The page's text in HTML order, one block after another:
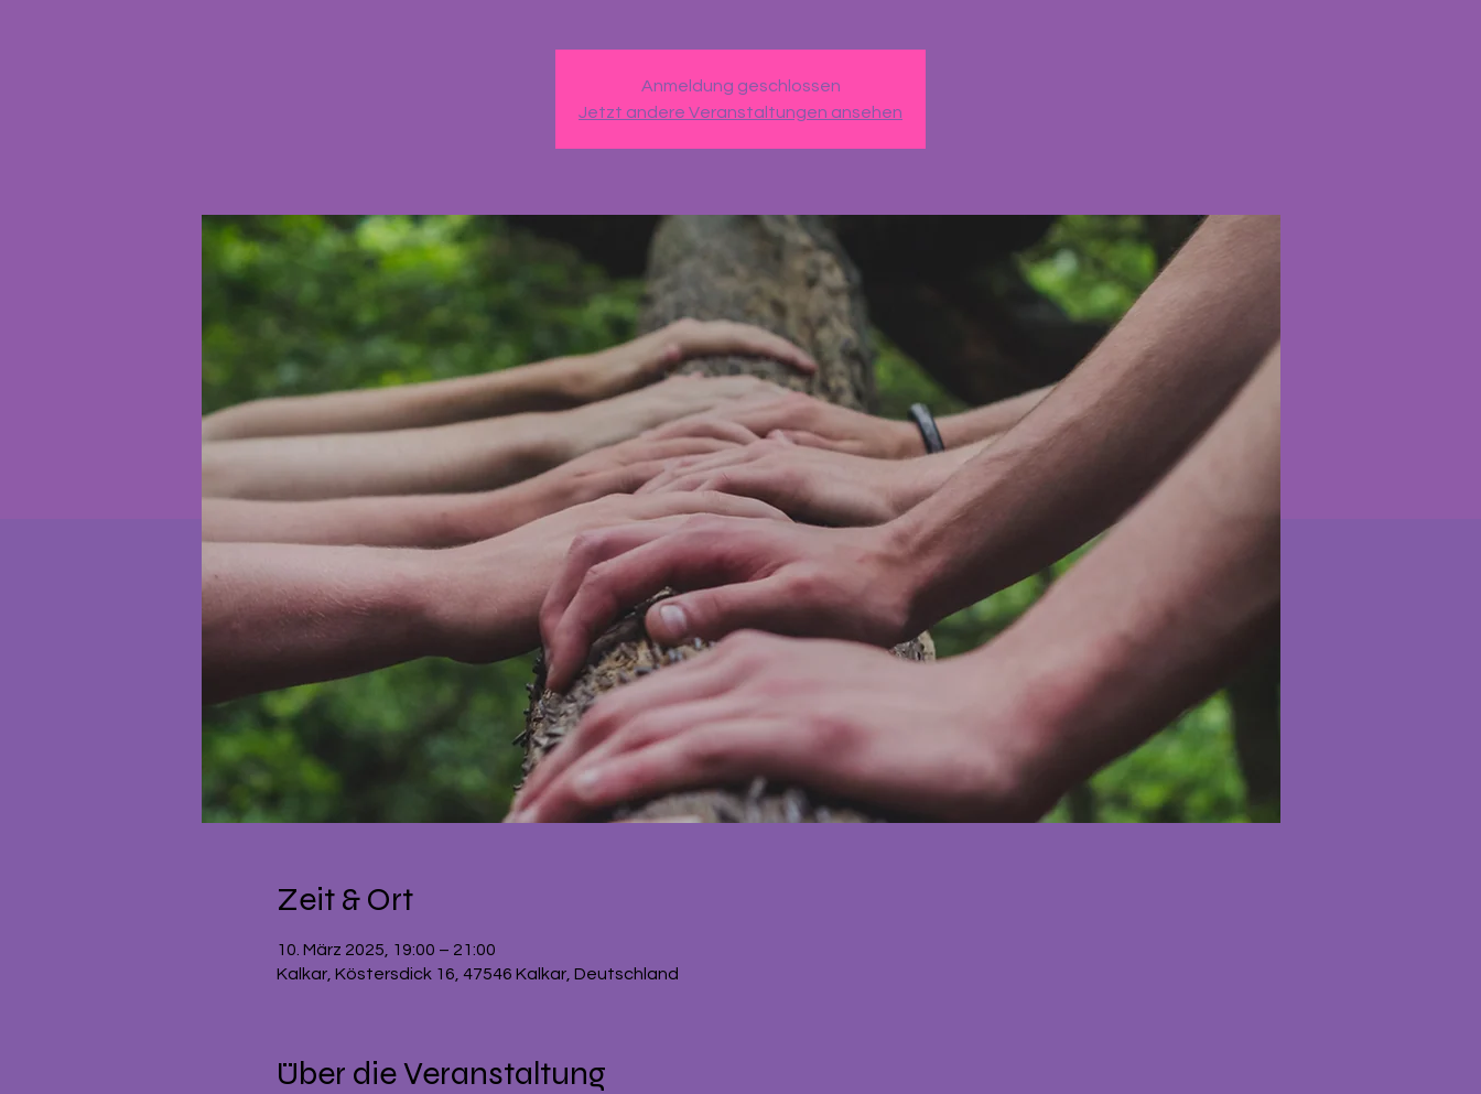
Anmeldung geschlossen
Jetzt andere Veranstaltungen ansehen
Zeit & Ort
10. März 2025, 19:00 – 21:00
Kalkar, Köstersdick 16, 47546 Kalkar, Deutschland
Über die Veranstaltung